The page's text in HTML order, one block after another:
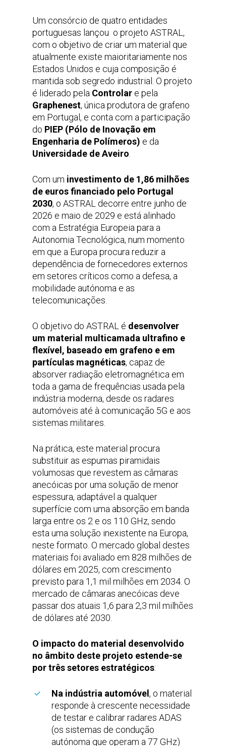
Um consórcio de quatro entidades
portuguesas lançou o projeto ASTRAL,
com o objetivo de criar um material que
atualmente existe maioritariamente nos
Estados Unidos e cuja composição é
mantida sob segredo industrial. O projeto
é liderado pela Controlar e pela
Graphenest, única produtora de grafeno
em Portugal, e conta com a participação
do PIEP (Pólo de Inovação em
Engenharia de Polímeros) e da
Universidade de Aveiro
Com um investimento de 1,86 milhões
de euros financiado pelo Portugal
2030, o ASTRAL decorre entre junho de
2026 e maio de 2029 e está alinhado
com a Estratégia Europeia para a
Autonomia Tecnológica, num momento
em que a Europa procura reduzir a
dependência de fornecedores externos
em setores críticos como a defesa, a
mobilidade autónoma e as
telecomunicações.
O objetivo do ASTRAL é desenvolver
um material multicamada ultrafino e
flexível, baseado em grafeno e em
partículas magnéticas, capaz de
absorver radiação eletromagnética em
toda a gama de frequências usada pela
indústria moderna, desde os radares
automóveis até à comunicação 5G e aos
sistemas militares.
Na prática, este material procura
substituir as espumas piramidais
volumosas que revestem as câmaras
anecóicas por uma solução de menor
espessura, adaptável a qualquer
superfície com uma absorção em banda
larga entre os 2 e os 110 GHz, sendo
esta uma solução inexistente na Europa,
neste formato. O mercado global destes
materiais foi avaliado em 828 milhões de
dólares em 2025, com crescimento
previsto para 1,1 mil milhões em 2034. O
mercado de câmaras anecóicas deve
passar dos atuais 1,6 para 2,3 mil milhões
de dólares até 2030.
O impacto do material desenvolvido
no âmbito deste projeto estende-se
por três setores estratégicos:
Na indústria automóvel , o material
responde à crescente necessidade
de testar e calibrar radares ADAS
(os sistemas de condução
autónoma que operam a 77 GHz)